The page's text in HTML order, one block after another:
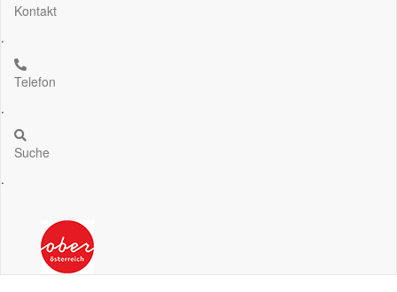
Kontakt
.
Telefon
.
Suche
.